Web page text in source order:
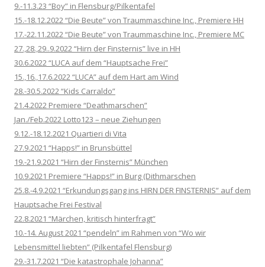
9.-11.3.23 “Boy” in Flensburg/Pilkentafel
15.-18.12.2022 “Die Beute” von Traummaschine Inc., Premiere HH
17.-22.11.2022 “Die Beute” von Traummaschine Inc., Premiere MC
27.,28.,29..9.2022 “Hirn der Finsternis” live in HH
30.6.2022 “LUCA auf dem “Hauptsache Frei”
15.,16.,17.6.2022 “LUCA” auf dem Hart am Wind
28.-30.5.2022 “Kids Carraldo”
21.4.2022 Premiere “Deathmarschen”
Jan./Feb.2022 Lotto123 – neue Ziehungen
9.12.-18.12.2021 Quartieri di Vita
27.9.2021 “Happs!” in Brunsbüttel
19.-21.9.2021 “Hirn der Finsternis” München
10.9.2021 Premiere “Happs!” in Burg (Dithmarschen
25.8.-4.9.2021 “Erkundungsgang ins HIRN DER FINSTERNIS” auf dem
Hauptsache Frei Festival
22.8.2021 “Märchen, kritisch hinterfragt”
10.-14. August 2021 “pendeln” im Rahmen von “Wo wir
Lebensmittel liebten” (Pilkentafel Flensburg)
29.-31.7.2021 “Die katastrophale Johanna”